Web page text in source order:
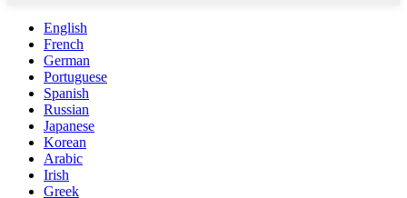
English
French
German
Portuguese
Spanish
Russian
Japanese
Korean
Arabic
Irish
Greek